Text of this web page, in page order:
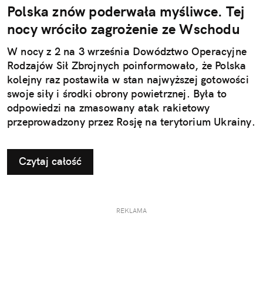
Polska znów poderwała myśliwce. Tej
nocy wróciło zagrożenie ze Wschodu
W nocy z 2 na 3 września Dowództwo Operacyjne
Rodzajów Sił Zbrojnych poinformowało, że Polska
kolejny raz postawiła w stan najwyższej gotowości
swoje siły i środki obrony powietrznej. Była to
odpowiedzi na zmasowany atak rakietowy
przeprowadzony przez Rosję na terytorium Ukrainy.
Czytaj całość
REKLAMA